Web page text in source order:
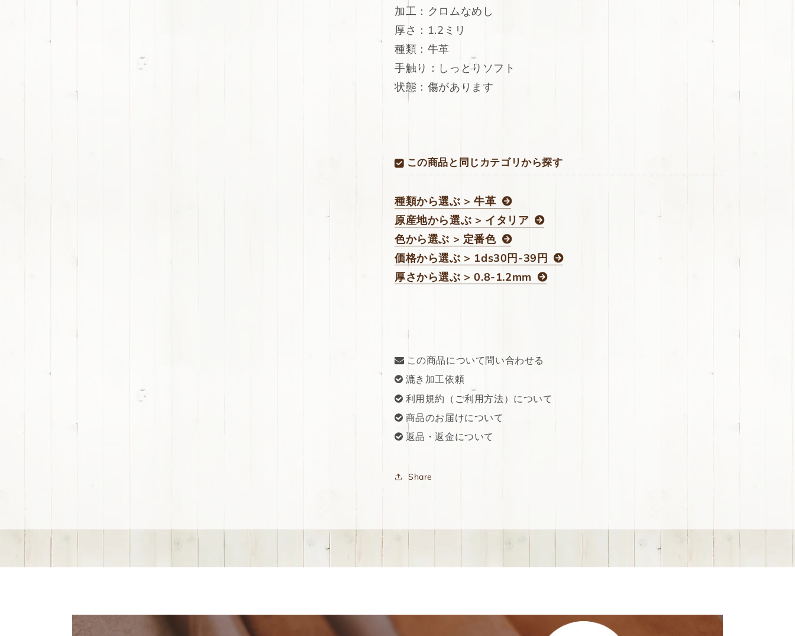
ス
工
オ
イ
ル
ワ
の
数
を
減
ら
す
ス
イ
ワ
の
数
を
増
や
す
加工：クロムなめし
厚さ：1.2ミリ
種類：牛革
手触り：しっとりソフト
状態：傷があります
この商品と同じカテゴリから探す
種類から選ぶ > 牛革
原産地から選ぶ > イタリア
色から選ぶ > 定番色
価格から選ぶ > 1ds30円-39円
厚さから選ぶ > 0.8-1.2mm
この商品について問い合わせる
漉き加工依頼
利用規約（ご利用方法）について
商品のお届けについて
返品・返金について
Share